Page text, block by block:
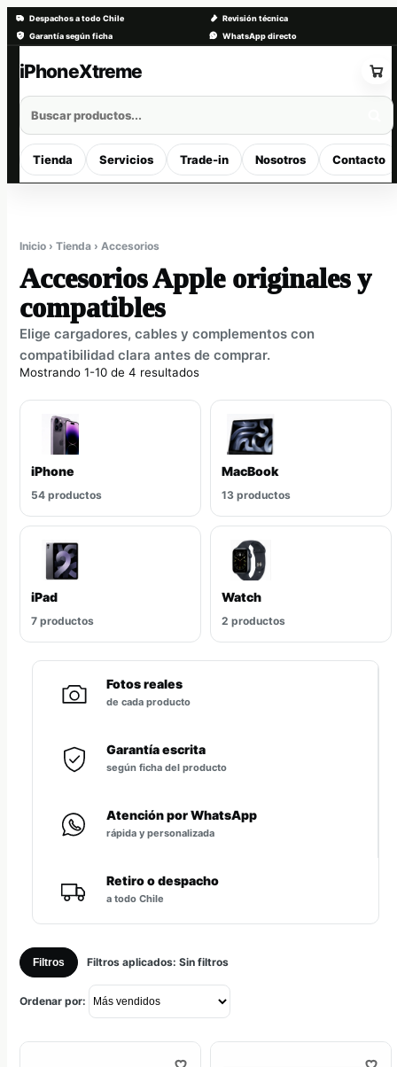
Despachos a todo Chile
Revisión técnica
Garantía según ficha
WhatsApp directo
contenido
Tienda Servicios Trade-in Nosotros Contacto
Inicio › Tienda › Accesorios
Accesorios Apple originales y
compatibles
Elige cargadores, cables y complementos con
compatibilidad clara antes de comprar.
Mostrando 1-10 de 4 resultados
iPhone
54 productos
MacBook
13 productos
iPad
7 productos
Watch
2 productos
Fotos reales
de cada producto
Garantía escrita
según ficha del producto
Atención por WhatsApp
rápida y personalizada
Retiro o despacho
a todo Chile
Filtros Filtros aplicados: Sin filtros
Ordenar por: